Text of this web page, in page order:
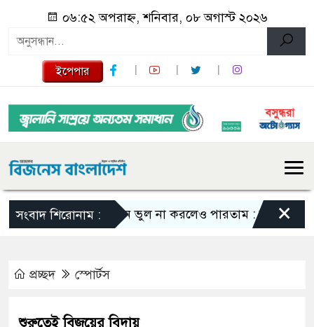
০৬:৫২ অপরাহ্ন, শনিবার, ০৮ অগাস্ট ২০২৬
ইপেপার
সংবাদ শিরোনাম :এমন ভুল না করলেও পারতাম : শাকিব খান×
প্রচ্ছদ স্পোর্টস
শুরুতেই বিজয়ের বিদায়